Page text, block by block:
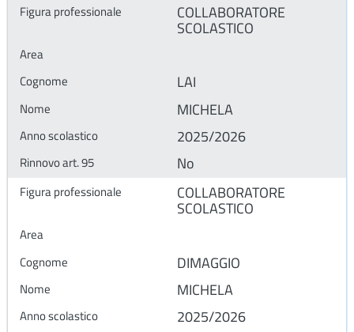
COLLABORATORE
SCOLASTICO
LAI
MICHELA
2025/2026
No
COLLABORATORE
SCOLASTICO
DIMAGGIO
MICHELA
2025/2026